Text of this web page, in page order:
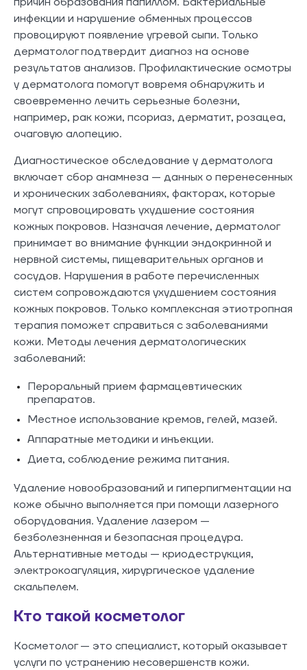
инфекции и нарушение обменных процессов
провоцируют появление угревой сыпи. Только
дерматолог подтвердит диагноз на основе
результатов анализов. Профилактические осмотры
у дерматолога помогут вовремя обнаружить и
своевременно лечить серьезные болезни,
например, рак кожи, псориаз, дерматит, розацеа,
очаговую алопецию.
Диагностическое обследование у дерматолога
включает сбор анамнеза — данных о перенесенных
и хронических заболеваниях, факторах, которые
могут спровоцировать ухудшение состояния
кожных покровов. Назначая лечение, дерматолог
принимает во внимание функции эндокринной и
нервной системы, пищеварительных органов и
сосудов. Нарушения в работе перечисленных
систем сопровождаются ухудшением состояния
кожных покровов. Только комплексная этиотропная
терапия поможет справиться с заболеваниями
кожи. Методы лечения дерматологических
заболеваний:
Пероральный прием фармацевтических
препаратов.
Местное использование кремов, гелей, мазей.
Аппаратные методики и инъекции.
Диета, соблюдение режима питания.
Удаление новообразований и гиперпигментации на
коже обычно выполняется при помощи лазерного
оборудования. Удаление лазером —
безболезненная и безопасная процедура.
Альтернативные методы — криодеструкция,
электрокоагуляция, хирургическое удаление
скальпелем.
Кто такой косметолог
Косметолог — это специалист, который оказывает
услуги по устранению несовершенств кожи.